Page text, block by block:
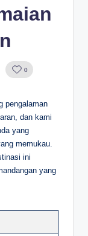
0
pengalaman
dan kami
yang
memukau.
ini
yang